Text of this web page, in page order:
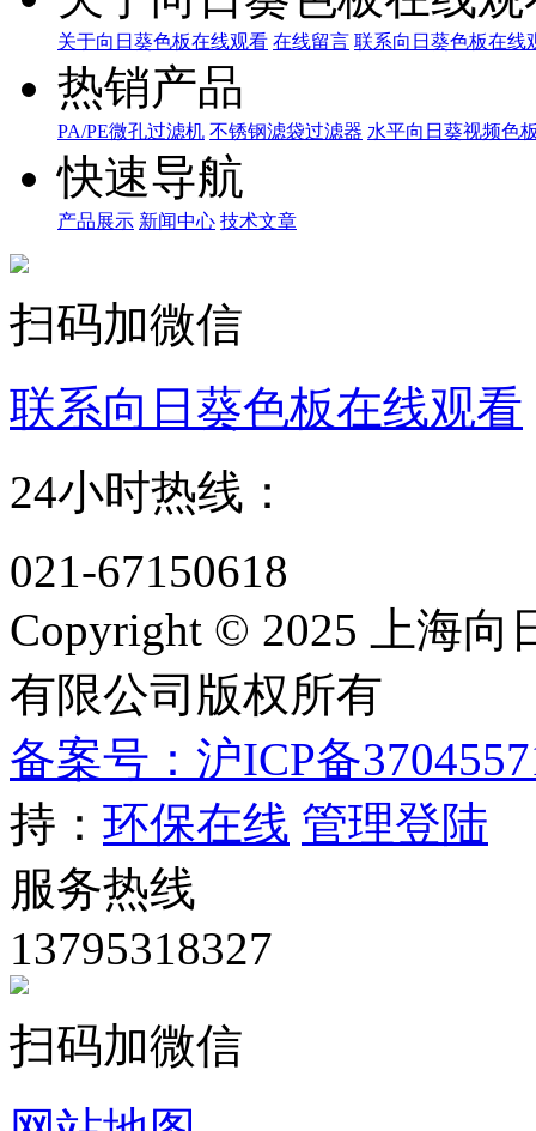
关于向日葵色板在线观看 在线留言 联系向日葵色板在线
热销产品
PA/PE微孔过滤机 不锈钢滤袋过滤器 水平向日葵视频色
快速导航
产品展示 新闻中心 技术文章
扫码加微信
联系向日葵色板在线观看
24小时热线：
021-67150618
Copyright © 2025 上海
有限公司版权所有
备案号：沪ICP备
持： 环保在线 管理登陆
服务热线
13795318327
扫码加微信